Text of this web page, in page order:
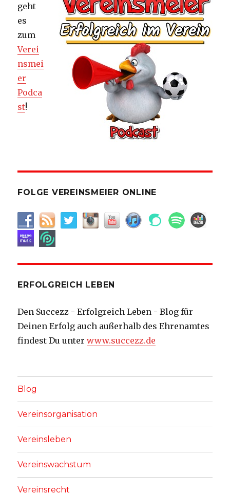
geht
es
zum
Verei
nsmei
er
Podca
st!
FOLGE VEREINSMEIER ONLINE
ERFOLGREICH LEBEN
Den Succezz - Erfolgreich Leben - Blog für
Deinen Erfolg auch außerhalb des Ehrenamtes
findest Du unterwww.succezz.de
Blog
Vereinsorganisation
Vereinsleben
Vereinswachstum
Vereinsrecht